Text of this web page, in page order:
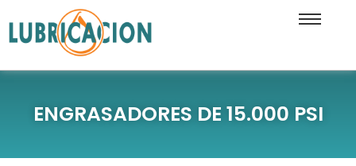
ENGRASADORES DE 15.000 PSI